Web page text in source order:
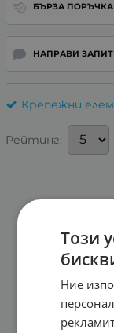
БЪРЗА ПОРЪЧКА
НАПРАВИ
Крепежни
Рейтинг:
Този
Ние